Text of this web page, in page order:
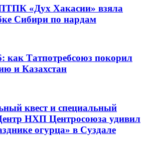
«Дух Хакасии» взяла
Сибири по нардам
как Татпотребсоюз покорил
и Казахстан
квест и специальный
НХП Центросоюза удивил
огурца» в Суздале